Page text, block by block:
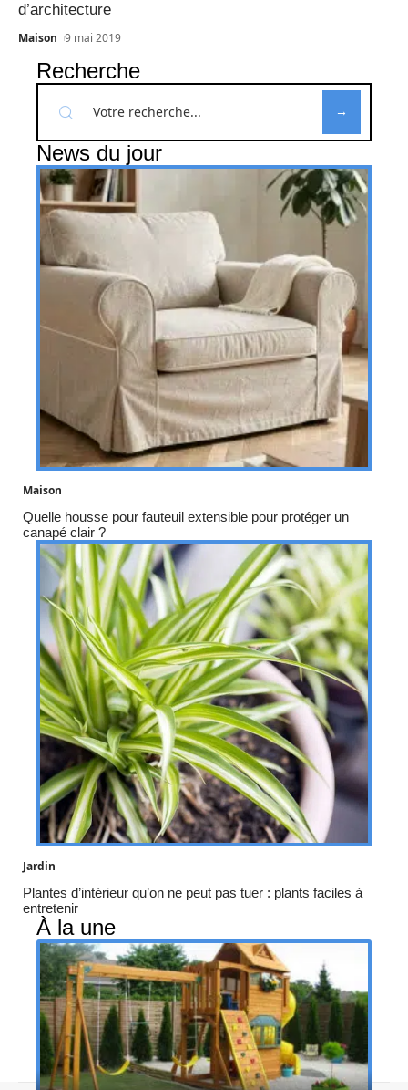
d’architecture
Maison 9 mai 2019
Recherche
News du jour
Maison
Quelle housse pour fauteuil extensible pour protéger un
canapé clair ?
Jardin
Plantes d’intérieur qu’on ne peut pas tuer : plants faciles à
entretenir
À la une